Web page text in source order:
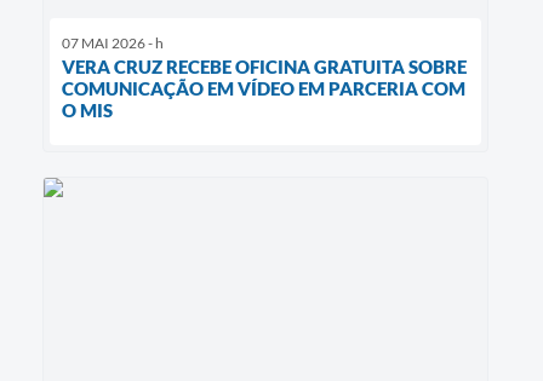
07 MAI 2026 - h
VERA CRUZ RECEBE OFICINA GRATUITA SOBRE
COMUNICAÇÃO EM VÍDEO EM PARCERIA COM
O MIS